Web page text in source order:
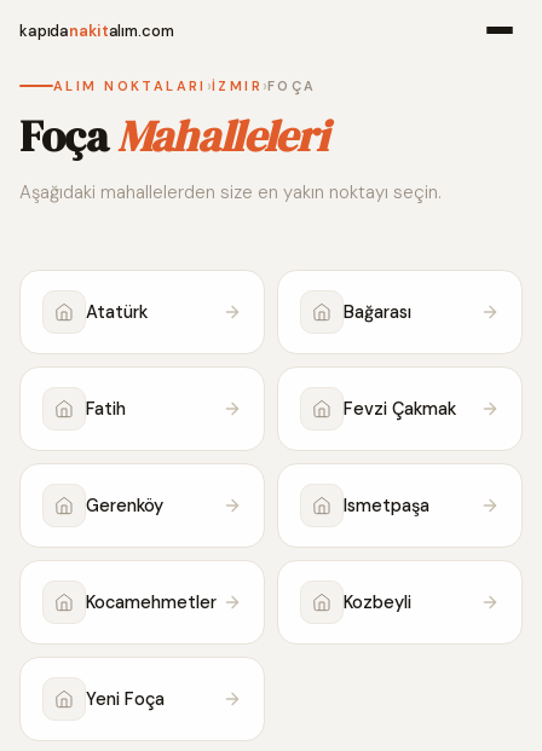
kapıdanakitalım.com
Alım
ALIM NOKTALARI ›İZMIR ›FOÇA
FoçaMahalleleri
Aşağıdaki mahallelerden size en yakın noktayı seçin.
Atatürk Bağarası
Fatih Fevzi Çakmak
Gerenköy Ismetpaşa
Kocamehmetler Kozbeyli
Yeni Foça